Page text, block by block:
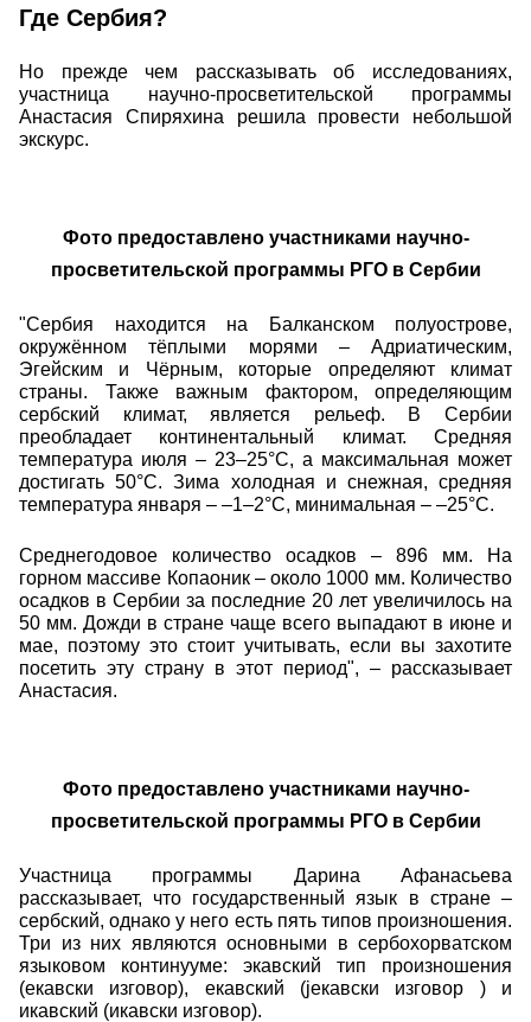
Где Сербия?
Но прежде чем рассказывать об исследованиях,
участница научно-просветительской программы
Анастасия Спиряхина решила провести небольшой
экскурс.
Фото предоставлено участниками научно-
просветительской программы РГО в Сербии
"Сербия находится на Балканском полуострове,
окружённом тёплыми морями – Адриатическим,
Эгейским и Чёрным, которые определяют климат
страны. Также важным фактором, определяющим
сербский климат, является рельеф. В Сербии
преобладает континентальный климат. Средняя
температура июля – 23–25°С, а максимальная может
достигать 50°С. Зима холодная и снежная, средняя
температура января – –1–2°С, минимальная – –25°С.
Среднегодовое количество осадков – 896 мм. На
горном массиве Копаоник – около 1000 мм. Количество
осадков в Сербии за последние 20 лет увеличилось на
50 мм. Дожди в стране чаще всего выпадают в июне и
мае, поэтому это стоит учитывать, если вы захотите
посетить эту страну в этот период", – рассказывает
Анастасия.
Фото предоставлено участниками научно-
просветительской программы РГО в Сербии
Участница программы Дарина Афанасьева
рассказывает, что государственный язык в стране –
сербский, однако у него есть пять типов произношения.
Три из них являются основными в сербохорватском
языковом континууме: экавский тип произношения
(екавски изговор), екавский (jекавски изговор ) и
икавский (икавски изговор).